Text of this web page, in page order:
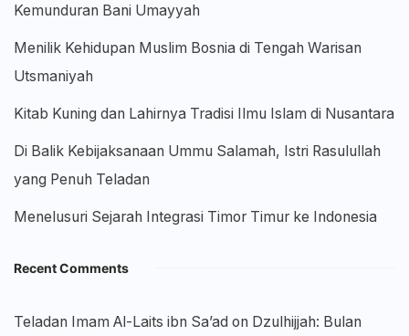
Kemunduran Bani Umayyah
Menilik Kehidupan Muslim Bosnia di Tengah Warisan
Utsmaniyah
Kitab Kuning dan Lahirnya Tradisi Ilmu Islam di Nusantara
Di Balik Kebijaksanaan Ummu Salamah, Istri Rasulullah
yang Penuh Teladan
Menelusuri Sejarah Integrasi Timor Timur ke Indonesia
Recent Comments
Teladan Imam Al-Laits ibn Sa’ad on Dzulhijjah: Bulan